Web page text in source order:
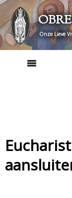
Skip
content
Onze Lieve